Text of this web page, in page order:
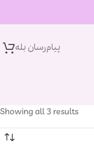
پیام‌رسان‌ بله
Showing all 3 results